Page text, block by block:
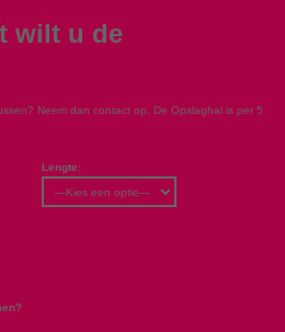
wilt u de
Neem dan contact op. De Opslaghal is per 5
Lengte: